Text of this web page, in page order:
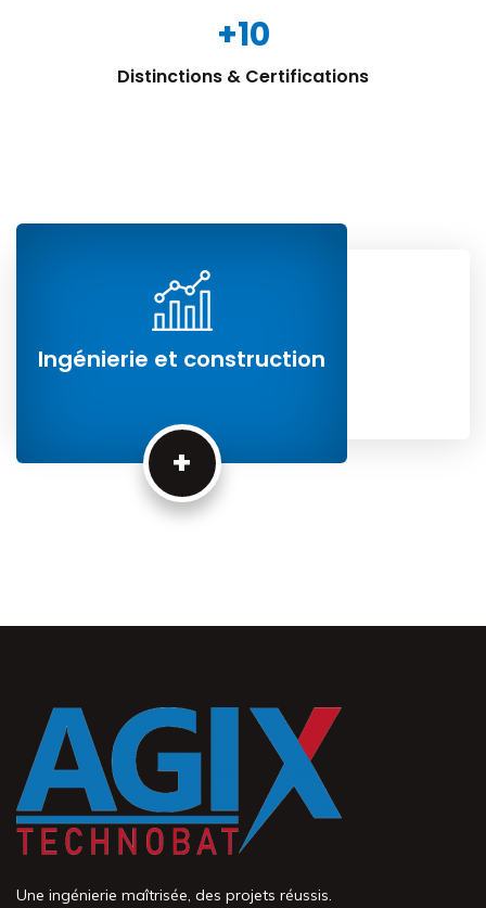
+10
Distinctions & Certifications
Ingénierie et construction
+
Une ingénierie maîtrisée, des projets réussis.